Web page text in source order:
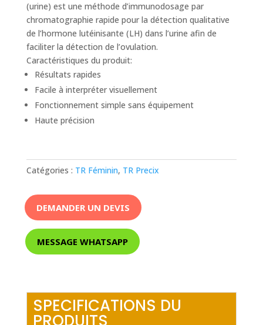
(urine) est une méthode d’immunodosage par
chromatographie rapide pour la détection qualitative
de l’hormone lutéinisante (LH) dans l’urine afin de
faciliter la détection de l’ovulation.
Caractéristiques du produit:
Résultats rapides
Facile à interpréter visuellement
Fonctionnement simple sans équipement
Haute précision
Catégories : TR Féminin, TR Precix
DEMANDER UN DEVIS
MESSAGE WHATSAPP
SPECIFICATIONS DU